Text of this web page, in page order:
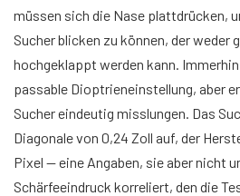
müssen sich die Nase plattdrücken,
Sucher blicken zu können, der weder
hochgeklappt werden kann.
passable Dioptrieneinstellung, aber
Sucher eindeutig misslungen. Das
Diagonale von 0,24 Zoll auf, der
Pixel — eine Angaben, sie aber nicht
Schärfeeindruck korreliert, den die